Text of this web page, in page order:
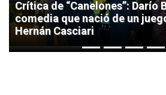
Crítica de “Canelones”: Darío
comedia que nació de un
Hernán Casciari